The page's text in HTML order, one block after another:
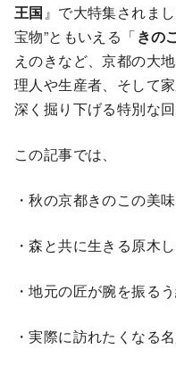
王国』で大特集されま
宝物”ともいえる「きの
えのきなど、京都の大
理人や生産者、そして
深く掘り下げる特別な回
この記事では、
・秋の京都きのこの美
・森と共に生きる原木
・地元の匠が腕を振る
・実際に訪れたくなる